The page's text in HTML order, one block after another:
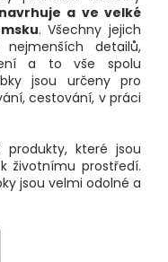
a ve velké
. Všechny jejich
detailů,
a to vše spolu
jsou určeny pro
cestování, v práci
které jsou
životnímu prostředí.
jsou velmi odolné a